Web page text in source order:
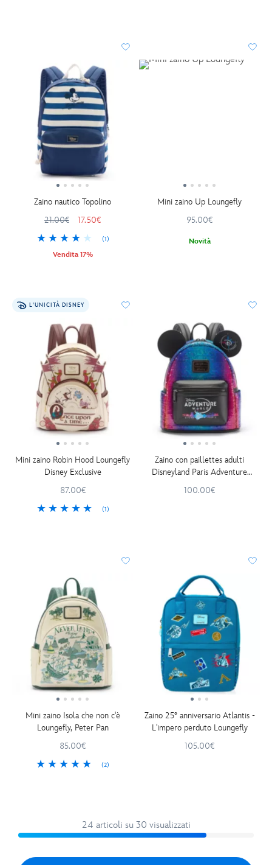
Zaino nautico Topolino
21.00€
17.50€
(1)
Vendita 17%
Mini zaino Up Loungefly
95.00€
Novità
L'UNICITÀ DISNEY
Mini zaino Robin Hood Loungefly
Disney Exclusive
87.00€
(1)
Zaino con paillettes adulti
Disneyland Paris Adventure
100.00€
Mini zaino Isola che non c'è
Loungefly, Peter Pan
85.00€
(2)
Zaino 25° anniversario Atlantis -
L'impero perduto Loungefly
105.00€
24 articoli su 30 visualizzati